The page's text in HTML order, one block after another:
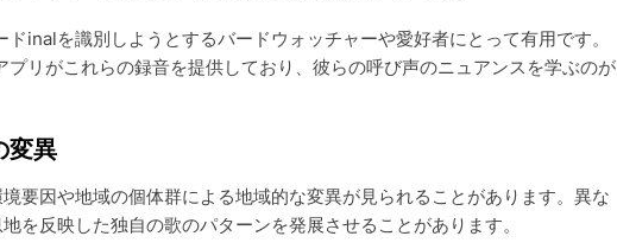
inalを識別しようとするバードウォッチャーや愛好者にとって有用です。
リがこれらの録音を提供しており、彼らの呼び声のニュアンスを学ぶのが
変異
要因や地域の個体群による地域的な変異が見られることがあります。異な
を反映した独自の歌のパターンを発展させることがあります。